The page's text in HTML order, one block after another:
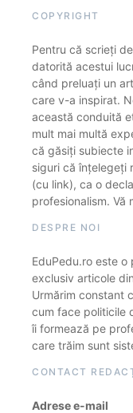
COPYRIGHT
Pentru că scrieți
datorită acestui
când preluați un
care v-a inspirat.
această conduită
mult mai multă
că găsiți subiecte
siguri că înțelegeți
(cu link), ca o
profesionalism. Vă
DESPRE NOI
EduPedu.ro este
exclusiv articole
Urmărim constant
cum face politicile
îi formează pe
care trăim sunt
CONTACT
Adrese e-mail